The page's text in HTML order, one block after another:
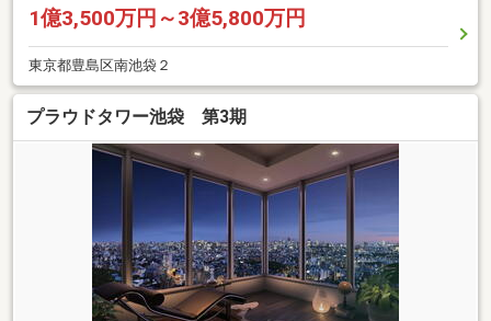
1億3,500万円～3億5,800万円
東京都豊島区南池袋２
プラウドタワー池袋 第3期